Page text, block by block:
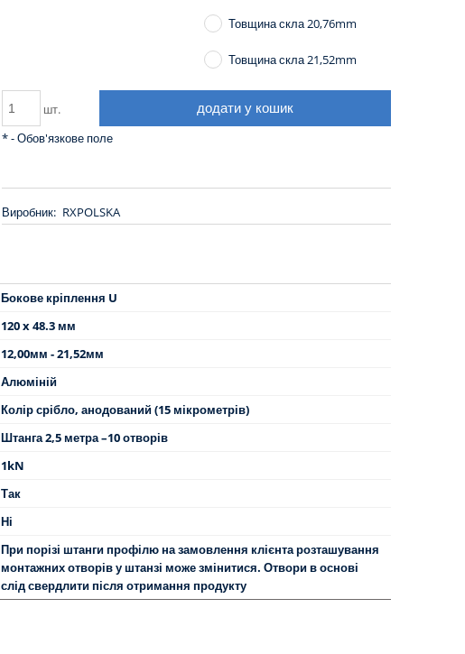
Товщина скла 20,76mm
Товщина скла 21,52mm
шт. додати у кошик
*- Обов'язкове поле
Виробник: RXPOLSKA
Бокове кріплення U
120 x 48.3 мм
12,00мм - 21,52мм
Алюміній
Колір срібло, анодований (15 мікрометрів)
Штанга 2,5 метра –10 отворів
1kN
Так
Ні
При порізі штанги профілю на замовлення клієнта розташування
монтажних отворів у штанзі може змінитися. Отвори в основі
слід свердлити після отримання продукту